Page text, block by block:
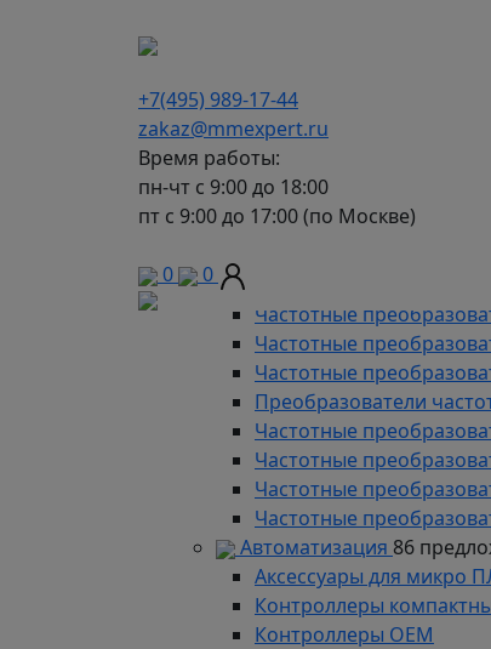
+7(495) 989-17-44
zakaz@mmexpert.ru
Время работы:
пн-чт с 9:00 до 18:00
пт с 9:00 до 17:00 (по Москве)
0 0
Каталог
Частотные
Частотные
Частотные
Преобразователи
Частотные
Частотные
Частотные
Частотные
Автоматизация 86
Аксессуары для микро
Контроллеры
Контроллеры ОЕМ